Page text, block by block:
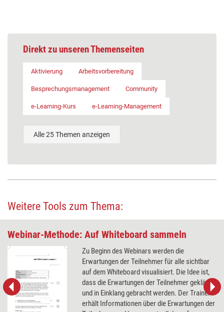
Direkt zu unseren Themenseiten
Aktivierung Arbeitsvorbereitung
Besprechungsmanagement Community
e-Learning-Kurs e-Learning-Management
Alle 25 Themen anzeigen
Weitere Tools zum Thema:
Webinar-Methode: Auf Whiteboard sammeln
Zu Beginn des Webinars werden die
Erwartungen der Teilnehmer für alle sichtbar
auf dem Whiteboard visualisiert. Die Idee ist,
dass die Erwartungen der Teilnehmer geklärt
und in Einklang gebracht werden. Der Trainer
erhält Informationen über die Erwartungen der